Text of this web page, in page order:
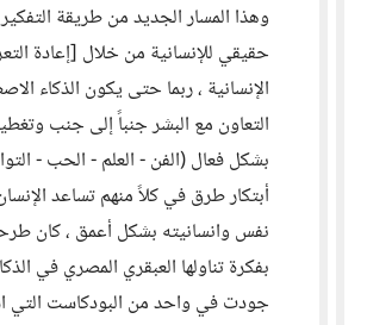
وهذا المسار الجديد من طريقة
حقيقي للإنسانية من خلال [إعادة
الإنسانية ، ربما حتى يكون الذكاء
التعاون مع البشر جنباً إلى جنب
بشكل فعال (الفن - العلم - الحب -
أبتكار طرق في كلاً منهم تساعد
نفس وانسانيته بشكل أعمق ، كان
بفكرة تناولها العبقري المصري في
جودت في واحد من البودكاست التي